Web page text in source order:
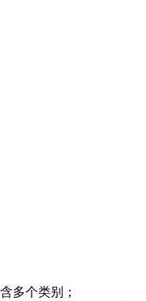
多个类别；